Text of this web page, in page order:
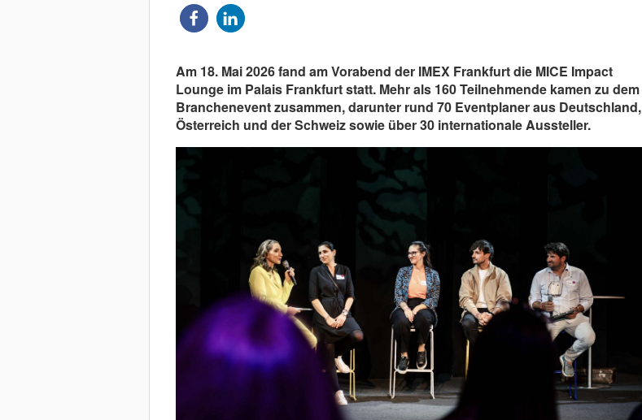
Am 18. Mai 2026 fand am Vorabend der IMEX Frankfurt die MICE Impact
Lounge im Palais Frankfurt statt. Mehr als 160 Teilnehmende kamen zu dem
Branchenevent zusammen, darunter rund 70 Eventplaner aus Deutschland,
Österreich und der Schweiz sowie über 30 internationale Aussteller.